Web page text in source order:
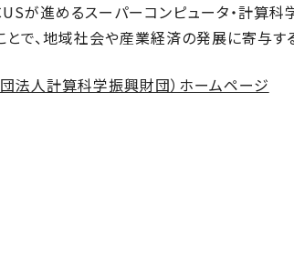
が進めるスーパーコンピュータ・計算
で、地域社会や産業経済の発展に寄与す
法人計算科学振興財団）ホームページ